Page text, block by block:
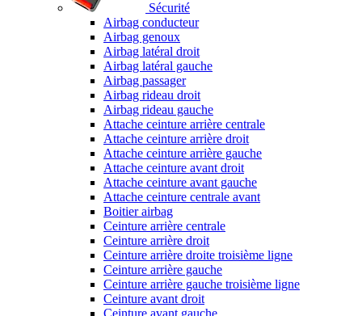
Sécurité
Airbag conducteur
Airbag genoux
Airbag latéral droit
Airbag latéral gauche
Airbag passager
Airbag rideau droit
Airbag rideau gauche
Attache ceinture arrière centrale
Attache ceinture arrière droit
Attache ceinture arrière gauche
Attache ceinture avant droit
Attache ceinture avant gauche
Attache ceinture centrale avant
Boitier airbag
Ceinture arrière centrale
Ceinture arrière droit
Ceinture arrière droite troisième ligne
Ceinture arrière gauche
Ceinture arrière gauche troisième ligne
Ceinture avant droit
Ceinture avant gauche